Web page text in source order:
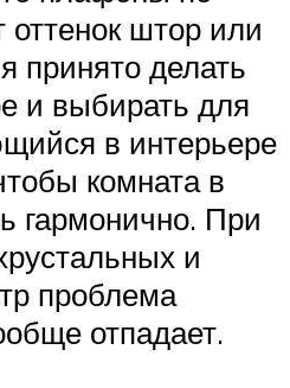
оттенок штор или
принято делать
и выбирать для
в интерьере
комната в
гармонично. При
и
проблема
отпадает.